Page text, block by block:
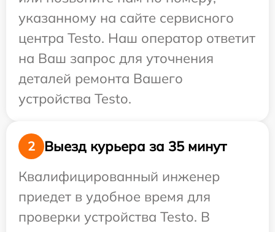
указанному на сайте сервисного
центра Testo. Наш оператор ответит
на Ваш запрос для уточнения
деталей ремонта Вашего
устройства Testo.
2
Выезд курьера за 35 минут
Квалифицированный инженер
приедет в удобное время для
проверки устройства Testo. В